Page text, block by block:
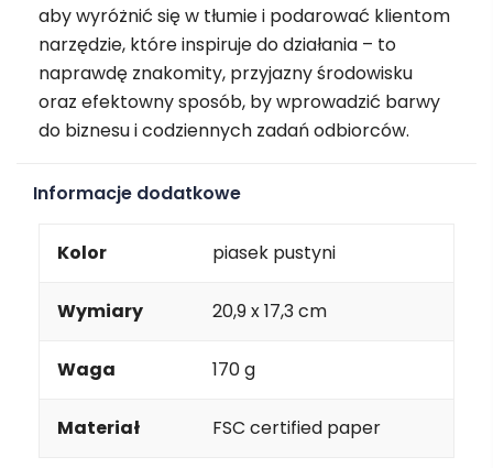
aby wyróżnić się w tłumie i podarować klientom
narzędzie, które inspiruje do działania – to
naprawdę znakomity, przyjazny środowisku
oraz efektowny sposób, by wprowadzić barwy
do biznesu i codziennych zadań odbiorców.
Informacje dodatkowe
Kolor piasek pustyni
Wymiary 20,9 x 17,3 cm
Waga 170 g
Materiał FSC certified paper